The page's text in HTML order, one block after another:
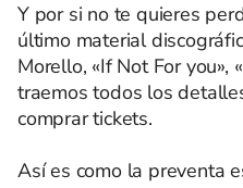
Y por si no te quieres
último material
Morello, «If Not For you»,
traemos todos los
comprar tickets.
Así es como la preventa